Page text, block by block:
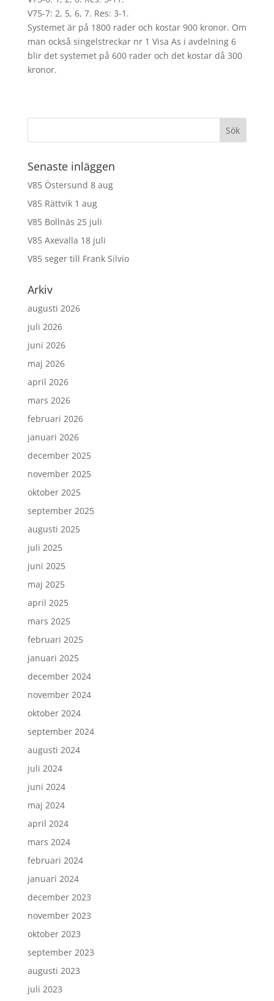
V75-7: 2, 5, 6, 7. Res: 3-1.
Systemet är på 1800 rader och kostar 900 kronor. Om
man också singelstreckar nr 1 Visa As i avdelning 6
blir det systemet på 600 rader och det kostar då 300
kronor.
Senaste inläggen
V85 Östersund 8 aug
V85 Rättvik 1 aug
V85 Bollnäs 25 juli
V85 Axevalla 18 juli
V85 seger till Frank Silvio
Arkiv
augusti 2026
juli 2026
juni 2026
maj 2026
april 2026
mars 2026
februari 2026
januari 2026
december 2025
november 2025
oktober 2025
september 2025
augusti 2025
juli 2025
juni 2025
maj 2025
april 2025
mars 2025
februari 2025
januari 2025
december 2024
november 2024
oktober 2024
september 2024
augusti 2024
juli 2024
juni 2024
maj 2024
april 2024
mars 2024
februari 2024
januari 2024
december 2023
november 2023
oktober 2023
september 2023
augusti 2023
juli 2023